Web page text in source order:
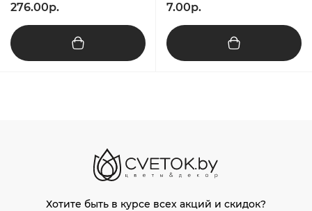
276.00р. 7.00р.
Хотите быть в курсе всех акций и скидок?